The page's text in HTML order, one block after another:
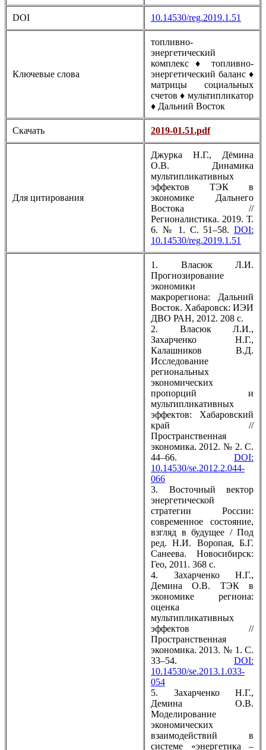
DOI 10.14530/reg.2019.1.51
Ключевые слова
топливно-
энергетический
комплекс ♦ топливно-
энергетический баланс ♦
матрицы социальных
счетов ♦ мультипликатор
♦ Дальний Восток
Скачать 2019-01.51.pdf
Для цитирования
Джурка Н.Г., Дёмина
О.В. Динамика
мультипликативных
эффектов ТЭК в
экономике Дальнего
Востока //
Регионалистика. 2019. Т.
6. № 1. С. 51–58. DOI:
10.14530/reg.2019.1.51
1. Власюк Л.И.
Прогнозирование
экономики
макрорегиона: Дальний
Восток. Хабаровск: ИЭИ
ДВО РАН, 2012. 208 с.
2. Власюк Л.И.,
Захарченко Н.Г.,
Калашников В.Д.
Исследование
региональных
экономических
пропорций и
мультипликативных
эффектов: Хабаровский
край //
Пространственная
экономика. 2012. № 2. С.
44–66. DOI:
10.14530/se.2012.2.044-
066
3. Восточный вектор
энергетической
стратегии России:
современное состояние,
взгляд в будущее / Под
ред. Н.И. Воропая, Б.Г.
Санеева. Новосибирск:
Гео, 2011. 368 c.
4. Захарченко Н.Г.,
Демина О.В. ТЭК в
экономике региона:
оценка
мультипликативных
эффектов //
Пространственная
экономика. 2013. № 1. С.
33–54. DOI:
10.14530/se.2013.1.033-
054
5. Захарченко Н.Г.,
Демина О.В.
Моделирование
экономических
взаимодействий в
системе «энергетика –